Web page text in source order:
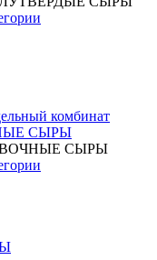
комбинат
СЫРЫ
СЫРЫ